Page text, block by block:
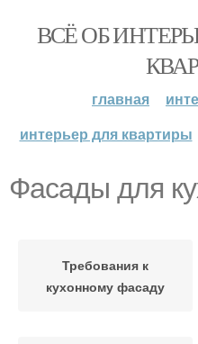
ВСЁ ОБ
главная
интерьер для квартиры
Фасады для
Требования к
кухонному фасаду